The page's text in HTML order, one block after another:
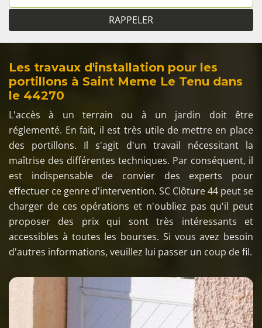
Les travaux d'installation pour les
portillons à Saint Meme Le Tenu dans
le 44270
L'accès à un terrain ou à un jardin doit être
réglementé. En fait, il est très utile de mettre en place
des portillons. Il s'agit d'un travail nécessitant la
maîtrise des différentes techniques. Par conséquent, il
est indispensable de convier des experts pour
effectuer ce genre d'intervention. SC Clôture 44 peut se
charger de ces opérations et n'oubliez pas qu'il peut
proposer des prix qui sont très intéressants et
accessibles à toutes les bourses. Si vous avez besoin
d'autres informations, veuillez lui passer un coup de fil.